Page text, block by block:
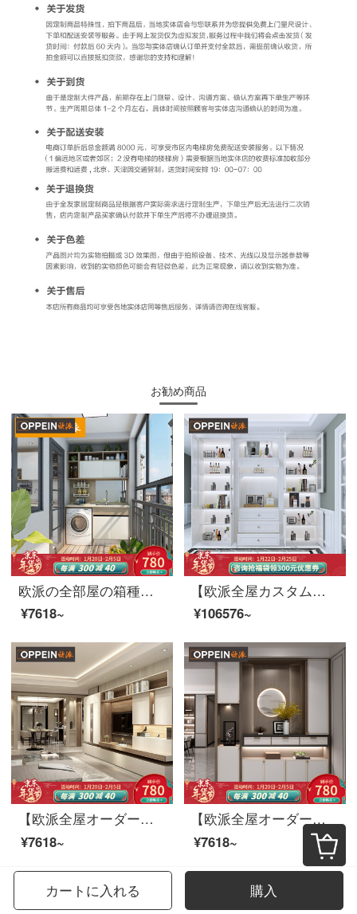
お勧め商品
欧派の全部屋の箱種類は注文して全体の洗濯機のベランダを組み合わせて収納します。
¥7618~
【欧派全屋カスタム天空の城シリーズ】簡単ヨーロッパ風寝室クローゼットクローゼットクローゼットクローゼットルーム書斎靴棚多機能棚ベッドセット13990元/10方全屋カスタム10㎡
¥106576~
【欧派全屋オーダーメイド雅格シリーズ】家具押戸とクローゼットのクローゼットの間に収納された大タンス全屋カスタムセット19800/22㎡前渡金
¥7618~
【欧派全屋オーダーメイド雲禧シリーズ】ファッション的で新しい中国式の箪笥は寝室をカスタマイズして、フラットドアからトップ四ドアの箪笥にオーダーメイドして前払い金を払います。
¥7618~
カートに入れる 購入